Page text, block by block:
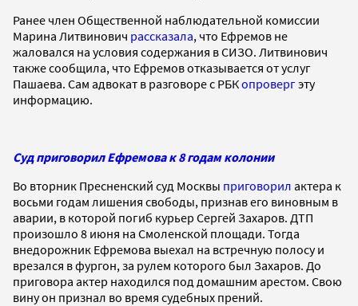
Ранее член Общественной наблюдательной комиссии
Марина Литвинович рассказала, что Ефремов не
жаловался на условия содержания в СИЗО. Литвинович
также сообщила, что Ефремов отказывается от услуг
Пашаева. Сам адвокат в разговоре с РБКопровергэту
информацию.
Суд приговорил Ефремова к 8 годам колонии
Во вторник Пресненский суд Москвы приговорил актера к
восьми годам лишения свободы, признав его виновным в
аварии, в которой погиб курьер Сергей Захаров. ДТП
произошло 8 июня на Смоленской площади. Тогда
внедорожник Ефремова выехал на встречную полосу и
врезался в фургон, за рулем которого был Захаров. До
приговора актер находился под домашним арестом. Свою
вину он признал во время судебных прений.